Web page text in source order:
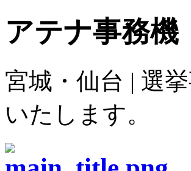
アテナ事務機
宮城・仙台 | 選
いたします。